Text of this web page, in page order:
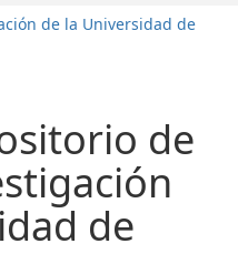
de la Universidad de
de
de